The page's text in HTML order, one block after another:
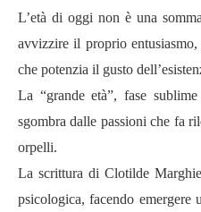
L’età di oggi non è una
avvizzire il proprio
che potenzia il gusto
La “grande età”, fase
sgombra dalle passioni che fa
orpelli.
La scrittura di Clotilde
psicologica, facendo